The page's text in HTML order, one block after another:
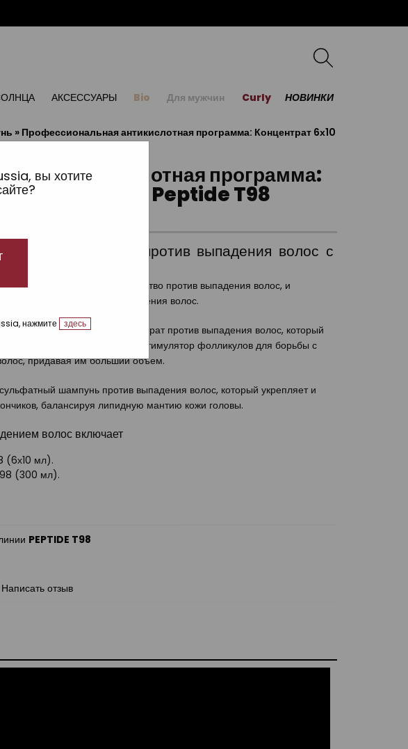
вы хотите
нажмите здесь
АКСЕССУАРЫ Bio Для мужчин Curly НОВИНКИ
» Профессиональная антикислотная программа: Концентрат 6х10
антикислотная программа:
мл Champú Peptide T98
программа против выпадения волос с
T98, укрепляющее средство против выпадения волос, и
средство против выпадения волос.
восстанавливающий концентрат против выпадения волос, который
работая как эффективный стимулятор фолликулов для борьбы с
придавая им больший объем.
шампунь против выпадения волос, который укрепляет и
балансируя липидную мантию кожи головы.
волос включает
(6х10 мл).
(300 мл).
PEPTIDE T98
Написать отзыв